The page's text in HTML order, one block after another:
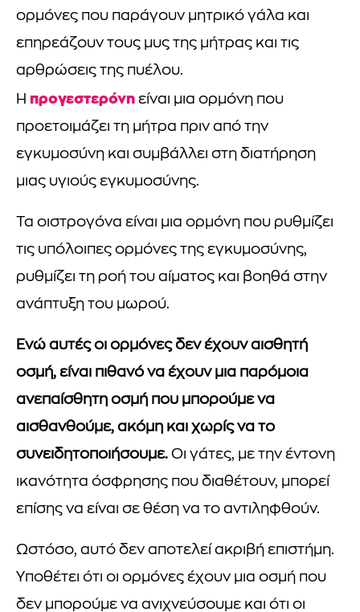
ορμόνες που παράγουν μητρικό γάλα και
επηρεάζουν τους μυς της μήτρας και τις
αρθρώσεις της πυέλου.
Η προγεστερόνη είναι μια ορμόνη που
προετοιμάζει τη μήτρα πριν από την
εγκυμοσύνη και συμβάλλει στη διατήρηση
μιας υγιούς εγκυμοσύνης.
Τα οιστρογόνα είναι μια ορμόνη που ρυθμίζει
τις υπόλοιπες ορμόνες της εγκυμοσύνης,
ρυθμίζει τη ροή του αίματος και βοηθά στην
ανάπτυξη του μωρού.
Ενώ αυτές οι ορμόνες δεν έχουν αισθητή
οσμή, είναι πιθανό να έχουν μια παρόμοια
ανεπαίσθητη οσμή που μπορούμε να
αισθανθούμε, ακόμη και χωρίς να το
συνειδητοποιήσουμε. Οι γάτες, με την έντονη
ικανότητα όσφρησης που διαθέτουν, μπορεί
επίσης να είναι σε θέση να το αντιληφθούν.
Ωστόσο, αυτό δεν αποτελεί ακριβή επιστήμη.
Υποθέτει ότι οι ορμόνες έχουν μια οσμή που
δεν μπορούμε να ανιχνεύσουμε και ότι οι